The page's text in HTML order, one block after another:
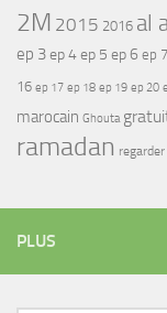
2M 2015 2016 al
ep 3ep 4ep 5 ep 6 ep 7
16 ep 17 ep 18 ep 19 ep 20
marocain Ghouta
ramadan regarder
PLUS